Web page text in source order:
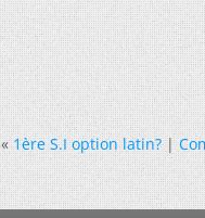
« 1ère S.I option latin?|